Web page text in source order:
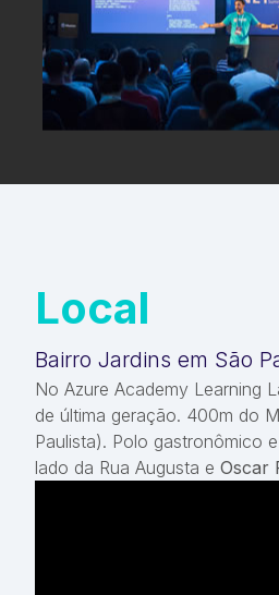
Local
Bairro Jardins em São
No Azure Academy Learning
de última geração. 400m do
Paulista). Polo gastronômico
lado da Rua Augusta e Oscar